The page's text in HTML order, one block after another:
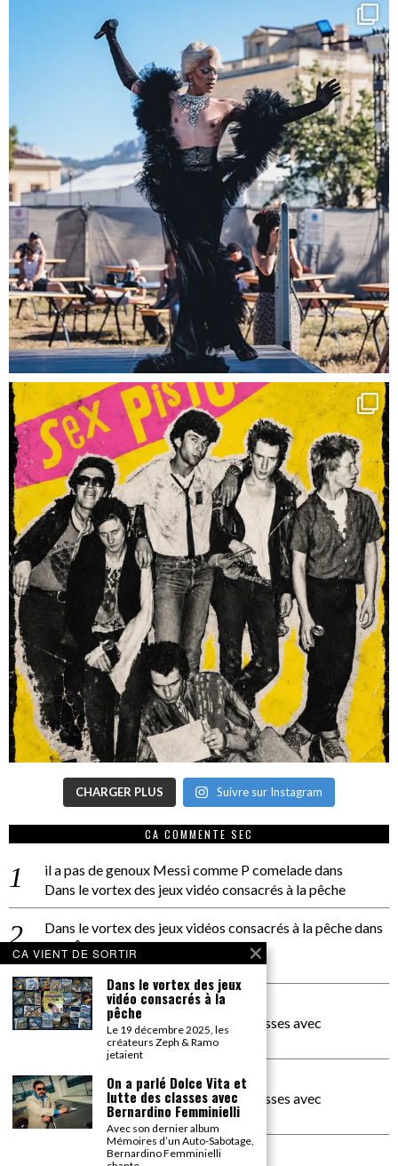
CHARGER PLUS Suivre sur Instagram
CA COMMENTE SEC
il a pas de genoux Messi comme P comeladedans
Dans le vortex des jeux vidéo consacrés à la pêche
Dans le vortex des jeux vidéos consacrés à la pêchedans
PACÔME THIELLEMENT
La séance d’Hip Gnose
La Patrie
dans
On a parlé Dolce Vita et lutte des classes avec
Bernardino Femminielli
carte noire negra à l'o tiededans
On a parlé Dolce Vita et lutte des classes avec
Bernardino Femminielli
moise et son mascarédans
CA VIENT DE SORTIR
Dans le vortex des jeux
vidéo consacrés à la
pêche
Le 19 décembre 2025, les
créateurs Zeph & Ramo
jetaient
On a parlé Dolce Vita et
lutte des classes avec
Bernardino Femminielli
Avec son dernier album
Mémoires d’un Auto-Sabotage,
Bernardino Femminielli